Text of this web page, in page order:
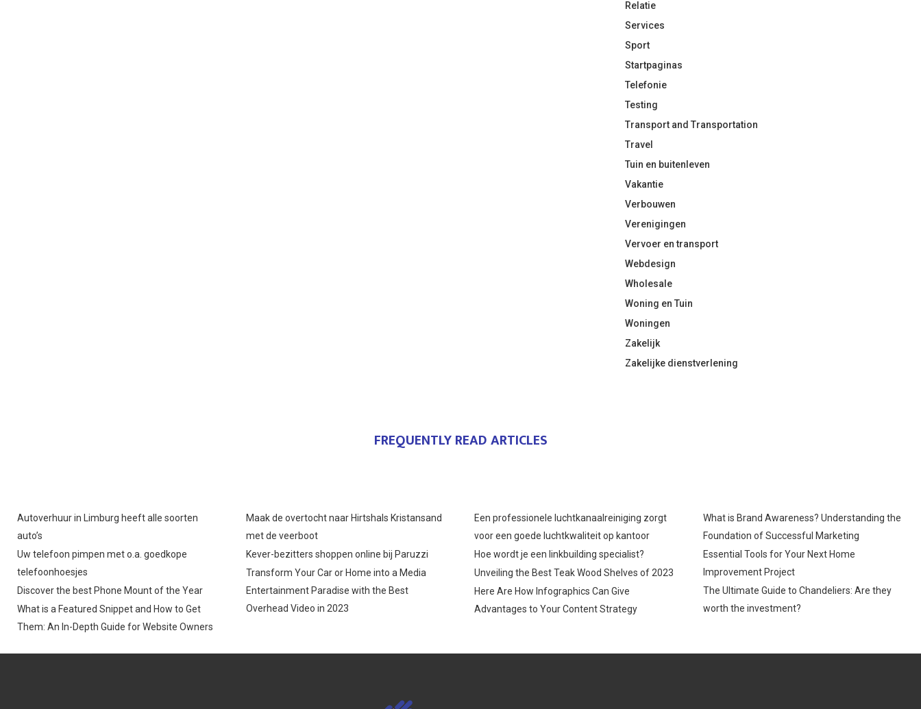
Relatie
Services
Sport
Startpaginas
Telefonie
Testing
Transport and Transportation
Travel
Tuin en buitenleven
Vakantie
Verbouwen
Verenigingen
Vervoer en transport
Webdesign
Wholesale
Woning en Tuin
Woningen
Zakelijk
Zakelijke dienstverlening
FREQUENTLY READ ARTICLES
Autoverhuur in Limburg heeft alle soorten
auto’s
Uw telefoon pimpen met o.a. goedkope
telefoonhoesjes
Discover the best Phone Mount of the Year
What is a Featured Snippet and How to Get
Them: An In-Depth Guide for Website Owners
Maak de overtocht naar Hirtshals Kristansand
met de veerboot
Kever-bezitters shoppen online bij Paruzzi
Transform Your Car or Home into a Media
Entertainment Paradise with the Best
Overhead Video in 2023
Een professionele luchtkanaalreiniging zorgt
voor een goede luchtkwaliteit op kantoor
Hoe wordt je een linkbuilding specialist?
Unveiling the Best Teak Wood Shelves of 2023
Here Are How Infographics Can Give
Advantages to Your Content Strategy
What is Brand Awareness? Understanding the
Foundation of Successful Marketing
Essential Tools for Your Next Home
Improvement Project
The Ultimate Guide to Chandeliers: Are they
worth the investment?